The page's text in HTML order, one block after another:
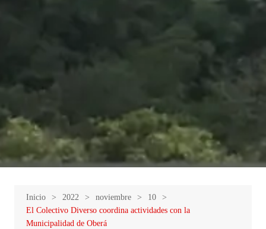
Inicio 2022 noviembre
10
El Colectivo Diverso coordina actividades con la
Municipalidad de Oberá